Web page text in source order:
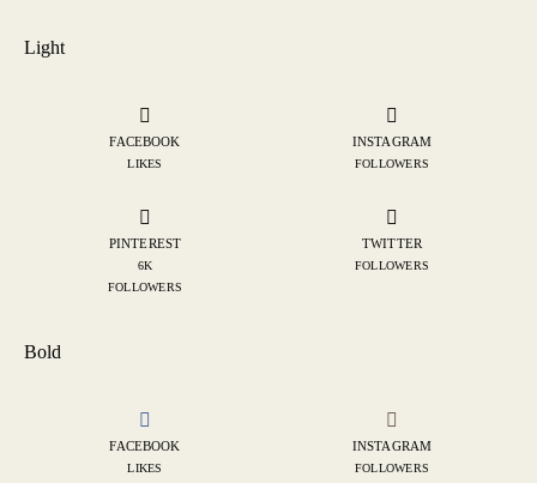
Light
FACEBOOK
LIKES
INSTAGRAM
FOLLOWERS
PINTEREST
6K
FOLLOWERS
TWITTER
FOLLOWERS
Bold
FACEBOOK
LIKES
INSTAGRAM
FOLLOWERS